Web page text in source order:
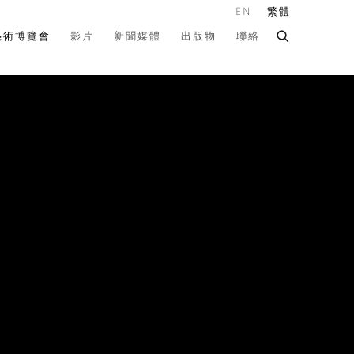
術博覽會 影片 新聞媒體 出版物 聯絡
EN 繁體